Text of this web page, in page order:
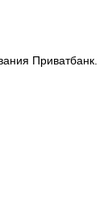
Приватбанк.